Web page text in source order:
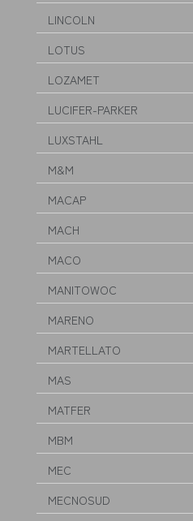
LINCOLN
LOTUS
LOZAMET
LUCIFER-PARKER
LUXSTAHL
M&M
MACAP
MACH
MACO
MANITOWOC
MARENO
MARTELLATO
MAS
MATFER
MBM
MEC
MECNOSUD